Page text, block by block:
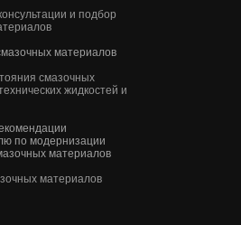
и подбор
материалов
смазочных
жидкостей и
по модернизации
материалов
материалов